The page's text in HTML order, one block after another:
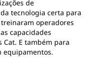
de
tecnologia certa para
operadores
capacidades
E também para
equipamentos.